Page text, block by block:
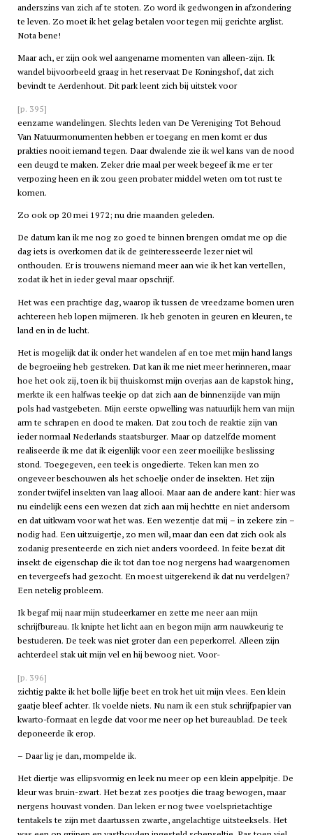
anderszins van zich af te stoten. Zo word ik gedwongen in afzondering
te leven. Zo moet ik het gelag betalen voor tegen mij gerichte arglist.
Nota bene!
Maar ach, er zijn ook wel aangename momenten van alleen-zijn. Ik
wandel bijvoorbeeld graag in het reservaat De Koningshof, dat zich
bevindt te Aerdenhout. Dit park leent zich bij uitstek voor
[p. 395]
eenzame wandelingen. Slechts leden van De Vereniging Tot Behoud
Van Natuurmonumenten hebben er toegang en men komt er dus
prakties nooit iemand tegen. Daar dwalende zie ik wel kans van de nood
een deugd te maken. Zeker drie maal per week begeef ik me er ter
verpozing heen en ik zou geen probater middel weten om tot rust te
komen.
Zo ook op 20 mei 1972; nu drie maanden geleden.
De datum kan ik me nog zo goed te binnen brengen omdat me op die
dag iets is overkomen dat ik de geïnteresseerde lezer niet wil
onthouden. Er is trouwens niemand meer aan wie ik het kan vertellen,
zodat ik het in ieder geval maar opschrijf.
Het was een prachtige dag, waarop ik tussen de vreedzame bomen uren
achtereen heb lopen mijmeren. Ik heb genoten in geuren en kleuren, te
land en in de lucht.
Het is mogelijk dat ik onder het wandelen af en toe met mijn hand langs
de begroeiing heb gestreken. Dat kan ik me niet meer herinneren, maar
hoe het ook zij, toen ik bij thuiskomst mijn overjas aan de kapstok hing,
merkte ik een halfwas teekje op dat zich aan de binnenzijde van mijn
pols had vastgebeten. Mijn eerste opwelling was natuurlijk hem van mijn
arm te schrapen en dood te maken. Dat zou toch de reaktie zijn van
ieder normaal Nederlands staatsburger. Maar op datzelfde moment
realiseerde ik me dat ik eigenlijk voor een zeer moeilijke beslissing
stond. Toegegeven, een teek is ongedierte. Teken kan men zo
ongeveer beschouwen als het schoelje onder de insekten. Het zijn
zonder twijfel insekten van laag allooi. Maar aan de andere kant: hier was
nu eindelijk eens een wezen dat zich aan mij hechtte en niet andersom
en dat uitkwam voor wat het was. Een wezentje dat mij – in zekere zin –
nodig had. Een uitzuigertje, zo men wil, maar dan een dat zich ook als
zodanig presenteerde en zich niet anders voordeed. In feite bezat dit
insekt de eigenschap die ik tot dan toe nog nergens had waargenomen
en tevergeefs had gezocht. En moest uitgerekend ik dat nu verdelgen?
Een netelig probleem.
Ik begaf mij naar mijn studeerkamer en zette me neer aan mijn
schrijfbureau. Ik knipte het licht aan en begon mijn arm nauwkeurig te
bestuderen. De teek was niet groter dan een peperkorrel. Alleen zijn
achterdeel stak uit mijn vel en hij bewoog niet. Voor-
[p. 396]
zichtig pakte ik het bolle lijfje beet en trok het uit mijn vlees. Een klein
gaatje bleef achter. Ik voelde niets. Nu nam ik een stuk schrijfpapier van
kwarto-formaat en legde dat voor me neer op het bureaublad. De teek
deponeerde ik erop.
– Daar lig je dan, mompelde ik.
Het diertje was ellipsvormig en leek nu meer op een klein appelpitje. De
kleur was bruin-zwart. Het bezat zes pootjes die traag bewogen, maar
nergens houvast vonden. Dan leken er nog twee voelsprietachtige
tentakels te zijn met daartussen zwarte, angelachtige uitsteeksels. Het